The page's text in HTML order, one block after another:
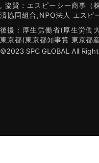
, 協賛：エスピーシー商事（
済協同組合,NPO法人 エスピ
後援：厚生労働省(厚生労働
東京都(東京都知事賞 東京都
©2023 SPC GLOBAL All